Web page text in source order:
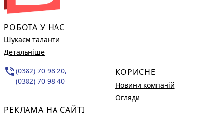
РОБОТА У НАС
Шукаєм таланти
Детальніше
phone_in_talk(0382) 70 98 20,
(0382) 70 98 40
РЕКЛАМА НА САЙТІ
КОРИСНЕ
Новини компаній
Огляди